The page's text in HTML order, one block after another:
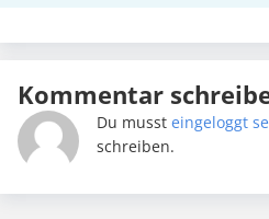
Kommentar
Du musst eingeloggt
schreiben.